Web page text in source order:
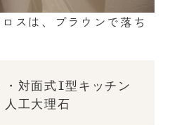
スは、ブラウンで落ち
・対面式I型キッチン
人工大理石